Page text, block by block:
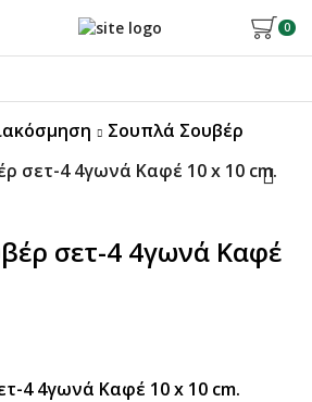
0
Σουπλά Σουβέρ
σετ-4 4γωνά Καφέ
4 4γωνά Καφέ 10 x 10 cm.